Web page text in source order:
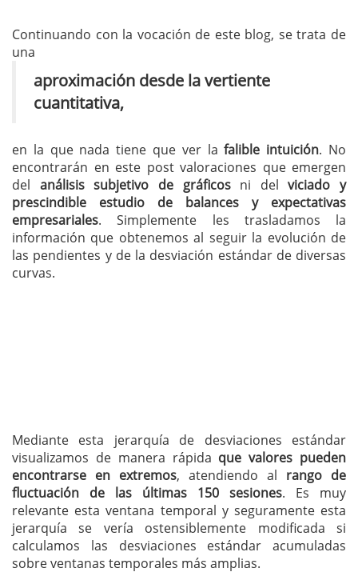
Continuando con la vocación de este blog, se trata de
una
aproximación desde la vertiente
cuantitativa,
en la que nada tiene que ver lafalible intuición. No
encontrarán en este post valoraciones que emergen
del análisis subjetivo de gráficosni delviciado y
prescindible estudio de balances y expectativas
empresariales. Simplemente les trasladamos la
información que obtenemos al seguir la evolución de
las pendientes y de la desviación estándar de diversas
curvas.
Mediante esta jerarquía de desviaciones estándar
visualizamos de manera rápida que valores pueden
encontrarse en extremos, atendiendo al rango de
fluctuación de las últimas 150 sesiones. Es muy
relevante esta ventana temporal y seguramente esta
jerarquía se vería ostensiblemente modificada si
calculamos las desviaciones estándar acumuladas
sobre ventanas temporales más amplias.